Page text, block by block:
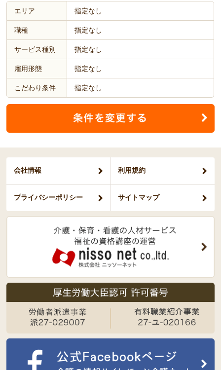
エリア 指定なし
職種 指定なし
サービス種別 指定なし
雇用形態 指定なし
こだわり条件 指定なし
会社情報 利用規約
プライバシーポリシー サイトマップ